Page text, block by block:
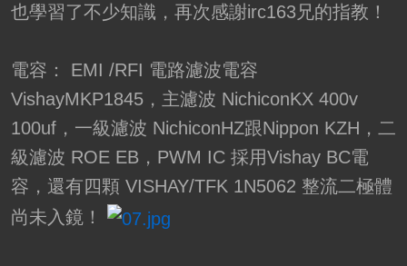
也學習了不少知識，再次感謝irc163兄的指教！
電容： EMI /RFI 電路濾波電容
VishayMKP1845，主濾波 NichiconKX 400v
100uf，一級濾波 NichiconHZ跟Nippon KZH，二
級濾波 ROE EB，PWM IC 採用Vishay BC電
容，還有四顆 VISHAY/TFK 1N5062 整流二極體
尚未入鏡！